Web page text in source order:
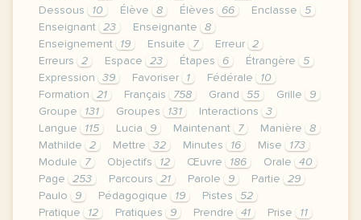
Dessous
10 Élève 8 Élèves 66 Enclasse
5
Enseignant
23 Enseignante
8
Enseignement
19 Ensuite 7 Erreur
2
Erreurs
2 Espace 23 Étapes 6 Étrangère
5
Expression
39 Favoriser 1 Fédérale
10
Formation
21 Français 758 Grand 55 Grille
9
Groupe
131 Groupes 131 Interactions
3
Langue
115 Lucia 9 Maintenant 7 Manière
8
Mathilde
2 Mettre 32 Minutes 16 Mise
173
Module
7 Objectifs 12 Œuvre 186 Orale
40
Page
253 Parcours 21 Parole 9 Partie
29
Paulo
9 Pédagogique 19 Pistes
52
Pratique
12 Pratiques 9 Prendre 41 Prise
11